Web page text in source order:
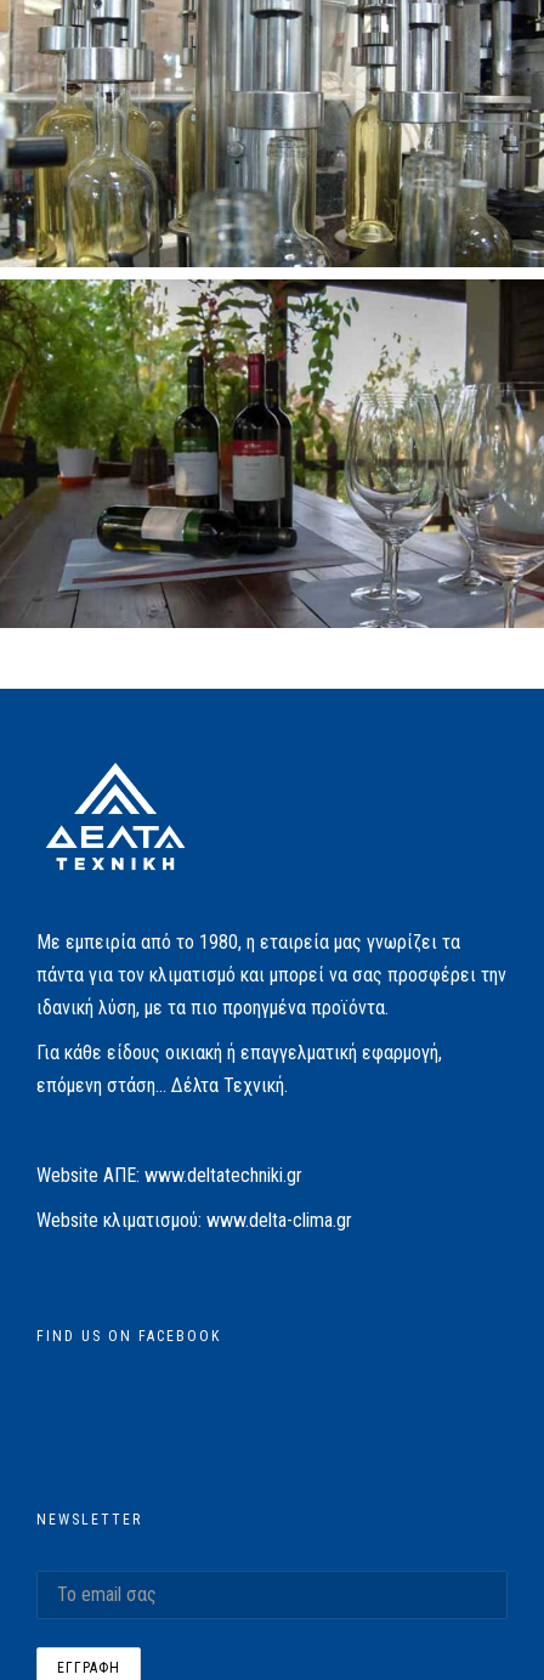
Με εμπειρία από το 1980, η εταιρεία μας γνωρίζει τα
πάντα για τον κλιματισμό και μπορεί να σας προσφέρει την
ιδανική λύση, με τα πιο προηγμένα προϊόντα.
Για κάθε είδους οικιακή ή επαγγελματική εφαρμογή,
επόμενη στάση… Δέλτα Τεχνική.
Website AΠΕ: www.deltatechniki.gr
Website κλιματισμού: www.delta-clima.gr
FIND US ON FACEBOOK
NEWSLETTER